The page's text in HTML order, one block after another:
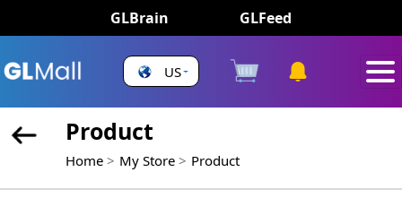
GLBrain GLFeed
US
Product
Home My Store Product